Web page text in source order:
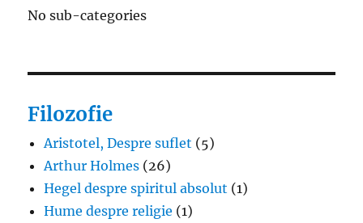
No sub-categories
Filozofie
Aristotel, Despre suflet (5)
Arthur Holmes (26)
Hegel despre spiritul absolut (1)
Hume despre religie (1)